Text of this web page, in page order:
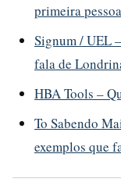
primeira
Signum / UEL
fala de
HBA Tools –
To Sabendo
exemplos que